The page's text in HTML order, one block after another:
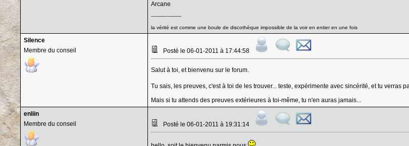
Arcane
--------------------
la vérité est comme une boule de discothèque impossible de la voir en entier en une fois
Silence
Membre du conseil
Posté le 06-01-2011 à 17:44:58
Salut à toi, et bienvenu sur le forum.
Tu sais, les preuves, c'est à toi de les trouver... teste, expérimente avec sincérité, et tu verras
Mais si tu attends des preuves extérieures à toi-même, tu n'en auras jamais...
enliin
Membre du conseil
Posté le 06-01-2011 à 19:31:14